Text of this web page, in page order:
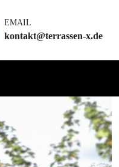
EMAIL
kontakt@terrassen-x.de